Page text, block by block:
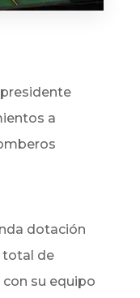
a
dotación
total de
su equipo